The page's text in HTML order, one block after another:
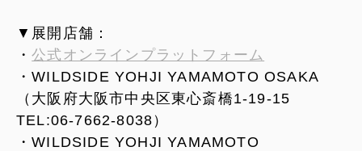
▼展開店舗：
・公式オンラインプラットフォーム
・WILDSIDE YOHJI YAMAMOTO OSAKA
（大阪府大阪市中央区東心斎橋1-19-15
TEL:06-7662-8038）
・WILDSIDE YOHJI YAMAMOTO